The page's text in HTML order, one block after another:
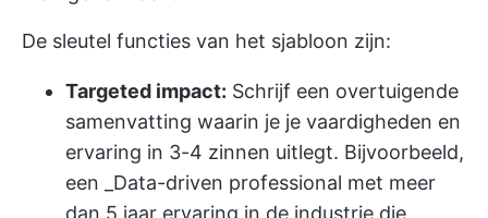
De sleutel functies van het sjabloon zijn:
Targeted impact: Schrijf een overtuigende
samenvatting waarin je je vaardigheden en
ervaring in 3-4 zinnen uitlegt. Bijvoorbeeld,
een _Data-driven professional met meer